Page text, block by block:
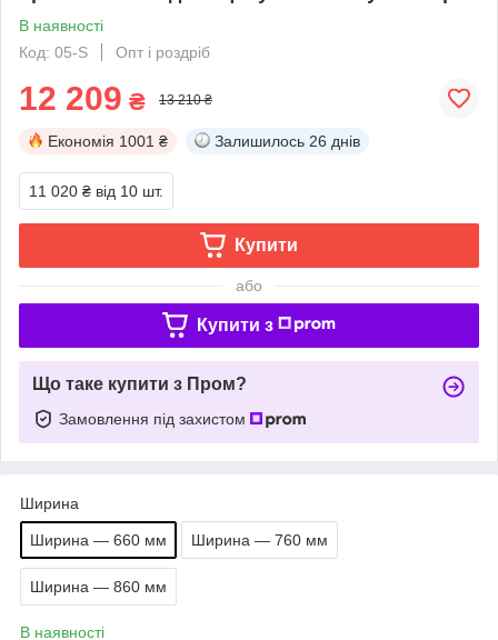
В наявності
Код: 05-S
Опт і роздріб
12 209 ₴ 13 210 ₴
Економія 1001 ₴ Залишилось 26 днів
11 020 ₴ від 10 шт.
Купити
або
Купити з
Що таке купити з Пром?
Замовлення під захистом
Ширина
Ширина — 660 мм Ширина — 760 мм
Ширина — 860 мм
В наявності